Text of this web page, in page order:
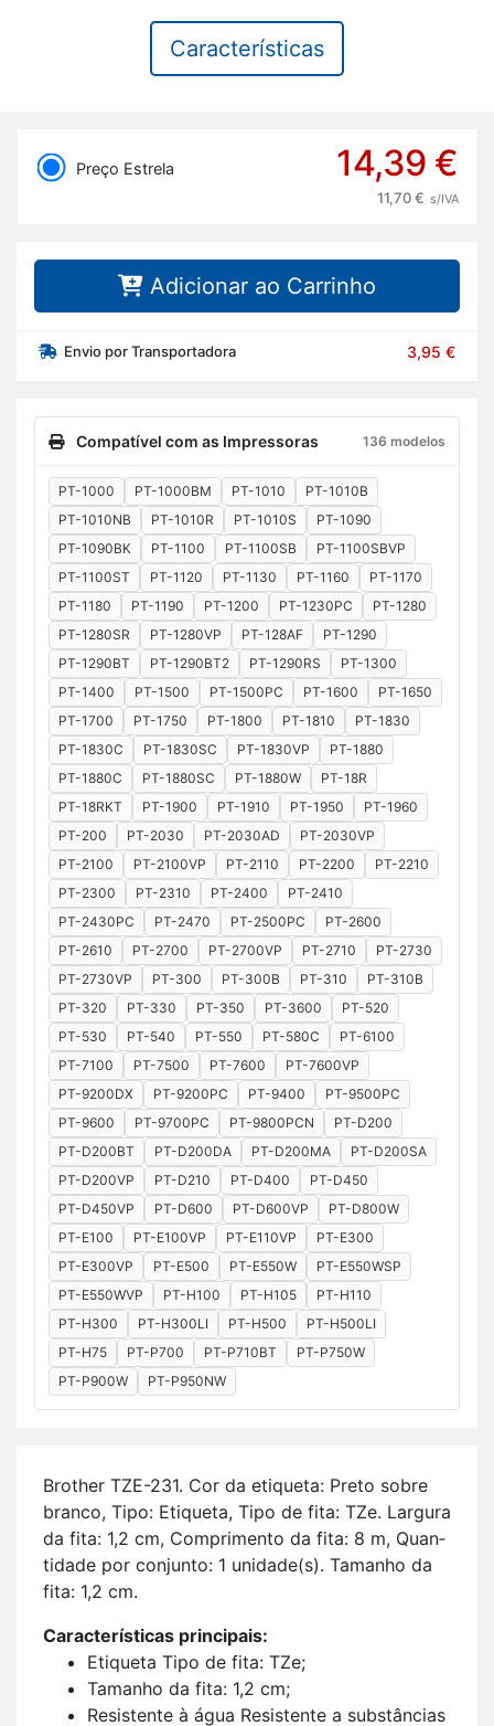
Características
Preço Estrela 14,39 €
11,70 € s/IVA
Adicionar ao Carrinho
Envio por Transportadora 3,95 €
Compatível com as Impressoras 136 modelos
PT-1000 PT-1000BM PT-1010
PT-1010B
PT-1010NB
PT-1010R PT-1010S
PT-1090
PT-1090BK
PT-1100 PT-1100SB
PT-1100SBVP
PT-1100ST
PT-1120 PT-1130 PT-1160
PT-1170
PT-1180
PT-1190 PT-1200 PT-1230PC
PT-1280
PT-1280SR
PT-1280VP PT-128AF
PT-1290
PT-1290BT
PT-1290BT2 PT-1290RS
PT-1300
PT-1400
PT-1500 PT-1500PC PT-1600
PT-1650
PT-1700
PT-1750 PT-1800 PT-1810
PT-1830
PT-1830C
PT-1830SC PT-1830VP
PT-1880
PT-1880C
PT-1880SC PT-1880W
PT-18R
PT-18RKT
PT-1900 PT-1910 PT-1950
PT-1960
PT-200
PT-2030 PT-2030AD
PT-2030VP
PT-2100
PT-2100VP PT-2110 PT-2200
PT-2210
PT-2300
PT-2310 PT-2400
PT-2410
PT-2430PC
PT-2470 PT-2500PC
PT-2600
PT-2610
PT-2700 PT-2700VP PT-2710
PT-2730
PT-2730VP
PT-300 PT-300B PT-310
PT-310B
PT-320
PT-330 PT-350 PT-3600
PT-520
PT-530
PT-540 PT-550 PT-580C
PT-6100
PT-7100
PT-7500 PT-7600
PT-7600VP
PT-9200DX
PT-9200PC PT-9400
PT-9500PC
PT-9600
PT-9700PC PT-9800PCN
PT-D200
PT-D200BT
PT-D200DA PT-D200MA
PT-D200SA
PT-D200VP
PT-D210 PT-D400
PT-D450
PT-D450VP
PT-D600 PT-D600VP
PT-D800W
PT-E100
PT-E100VP PT-E110VP
PT-E300
PT-E300VP
PT-E500 PT-E550W
PT-E550WSP
PT-E550WVP
PT-H100 PT-H105
PT-H110
PT-H300
PT-H300LI PT-H500
PT-H500LI
PT-H75
PT-P700 PT-P710BT
PT-P750W
PT-P900W
PT-P950NW
Brother TZE-231. Cor da eti­queta: Preto sobre
branco, Tipo: Eti­queta, Tipo de fita: TZe. Lar­gura
da fita: 1,2 cm, Com­pri­mento da fita: 8 m, Quan­
ti­dade por con­junto: 1 uni­dade(s). Ta­manho da
fita: 1,2 cm.
Ca­rac­te­rís­ticas prin­ci­pais:
Eti­queta Tipo de fita: TZe;
Ta­manho da fita: 1,2 cm;
Re­sis­tente à água Re­sis­tente a subs­tân­cias